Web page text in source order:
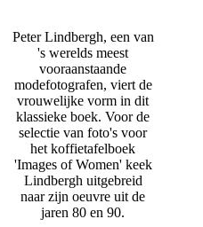
Peter Lindbergh, een van
's werelds meest
vooraanstaande
modefotografen, viert de
vrouwelijke vorm in dit
klassieke boek. Voor de
selectie van foto's voor
het koffietafelboek
'Images of Women' keek
Lindbergh uitgebreid
naar zijn oeuvre uit de
jaren 80 en 90.